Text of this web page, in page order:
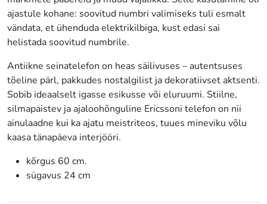
ajastule kohane: soovitud numbri valimiseks tuli esmalt
vändata, et ühenduda elektrikilbiga, kust edasi sai
helistada soovitud numbrile.
Antiikne seinatelefon on heas säilivuses – autentsuses
tõeline pärl, pakkudes nostalgilist ja dekoratiivset aktsenti.
Sobib ideaalselt igasse esikusse või eluruumi. Stiilne,
silmapaistev ja ajaloohõnguline Ericssoni telefon on nii
ainulaadne kui ka ajatu meistriteos, tuues mineviku võlu
kaasa tänapäeva interjööri.
kõrgus 60 cm.
sügavus 24 cm